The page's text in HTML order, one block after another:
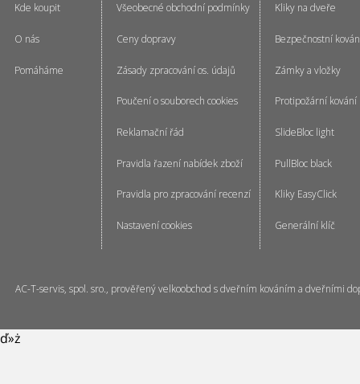
Kde koupit
O nás
Pomáháme
Všeobecné obchodní podmínky
Ceny dopravy
Zásady zpracování os. údajů
Poučení o souborech cookies
Reklamační řád
Pravidla řazení nabídek zboží
Pravidla pro zpracování recenzí
Nastavení cookies
Kliky na dveře
Bezpečnostní
Zámky a vložky
Protipožární kování
SlideBloc light
PullBloc black
Kliky EasyClick
Generální klíč
AC-T-servis, spol. sro., prověřený velkoobchod s dveřním kováním a dveřními
ď»ż